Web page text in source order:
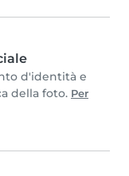
d'identità e
della foto. Per